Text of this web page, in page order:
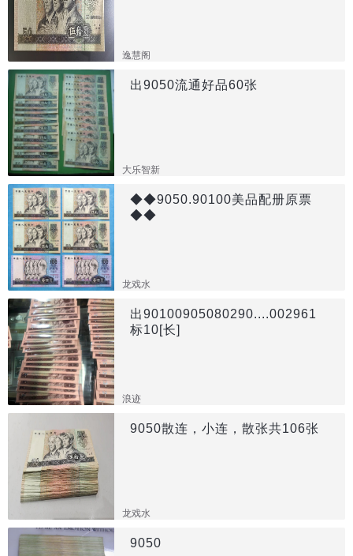
逸慧阁
出9050流通好品60张
大乐智新
◆◆9050.90100美品配册原票
◆◆
龙戏水
出90100905080290....002961
标10[长]
浪迹
9050散连，小连，散张共106张
龙戏水
9050